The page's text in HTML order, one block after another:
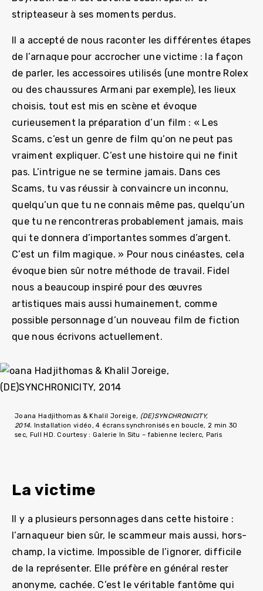
stripteaseur à ses moments perdus.
Il a accepté de nous raconter les différentes étapes
de l’arnaque pour accrocher une victime : la façon
de parler, les accessoires utilisés (une montre Rolex
ou des chaussures Armani par exemple), les lieux
choisis, tout est mis en scène et évoque
curieusement la préparation d’un film : « Les
Scams, c’est un genre de film qu’on ne peut pas
vraiment expliquer. C’est une histoire qui ne finit
pas. L’intrigue ne se termine jamais. Dans ces
Scams, tu vas réussir à convaincre un inconnu,
quelqu’un que tu ne connais même pas, quelqu’un
que tu ne rencontreras probablement jamais, mais
qui te donnera d’importantes sommes d’argent.
C’est un film magique. » Pour nous cinéastes, cela
évoque bien sûr notre méthode de travail. Fidel
nous a beaucoup inspiré pour des œuvres
artistiques mais aussi humainement, comme
possible personnage d’un nouveau film de fiction
que nous écrivons actuellement.
Joana Hadjithomas & Khalil Joreige, (DE)SYNCHRONICITY,
2014. Installation vidéo, 4 écrans synchronisés en boucle, 2 min 30
sec, Full HD. Courtesy : Galerie In Situ – fabienne leclerc, Paris
La victime
Il y a plusieurs personnages dans cette histoire :
l’arnaqueur bien sûr, le scammeur mais aussi, hors-
champ, la victime. Impossible de l’ignorer, difficile
de la représenter. Elle préfère en général rester
anonyme, cachée. C’est le véritable fantôme qui